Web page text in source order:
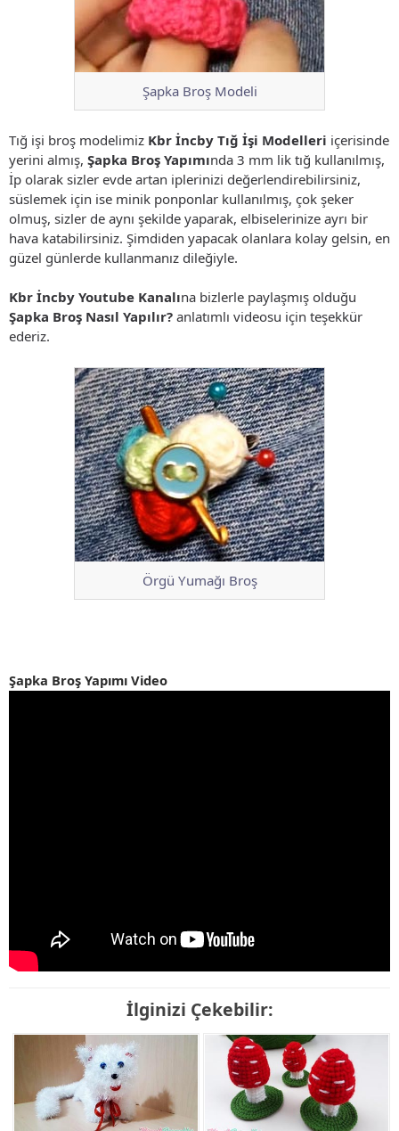
Şapka Broş Modeli
Tığ işi broş modelimiz Kbr İncby Tığ İşi Modelleri içerisinde
yerini almış, Şapka Broş Yapımında 3 mm lik tığ kullanılmış,
İp olarak sizler evde artan iplerinizi değerlendirebilirsiniz,
süslemek için ise minik ponponlar kullanılmış, çok şeker
olmuş, sizler de aynı şekilde yaparak, elbiselerinize ayrı bir
hava katabilirsiniz. Şimdiden yapacak olanlara kolay gelsin, en
güzel günlerde kullanmanız dileğiyle.
Kbr İncby Youtube Kanalına bizlerle paylaşmış olduğu
Şapka Broş Nasıl Yapılır? anlatımlı videosu için teşekkür
ederiz.
Örgü Yumağı Broş
Şapka Broş Yapımı Video
İlginizi Çekebilir: